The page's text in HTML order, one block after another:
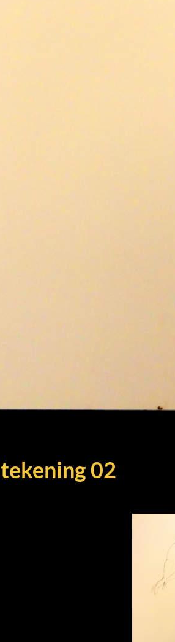
tekening 02